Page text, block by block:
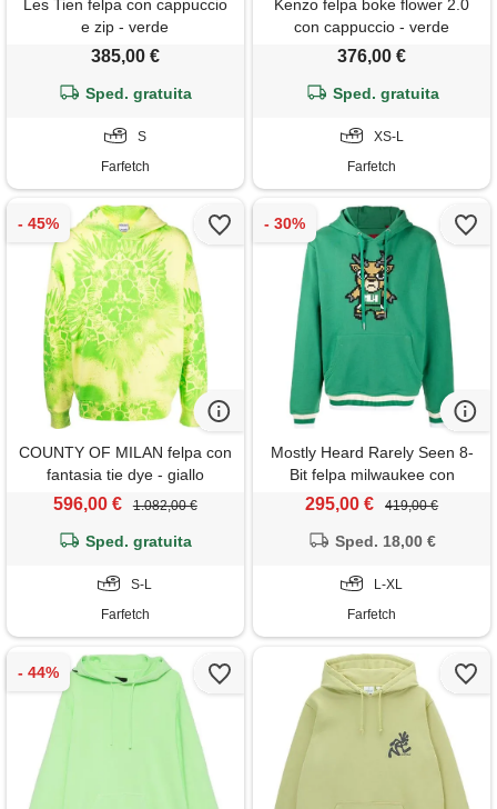
Les Tien felpa con cappuccio
e zip - verde
385,00 €
Sped. gratuita
S
Farfetch
Kenzo felpa boke flower 2.0
con cappuccio - verde
376,00 €
Sped. gratuita
XS-L
Farfetch
COUNTY OF MILAN felpa con
fantasia tie dye - giallo
596,00 € 1.082,00 €
Sped. gratuita
S-L
Farfetch
Mostly Heard Rarely Seen 8-
Bit felpa milwaukee con
stampa grafica - verde
295,00 € 419,00 €
Sped. 18,00 €
L-XL
Farfetch